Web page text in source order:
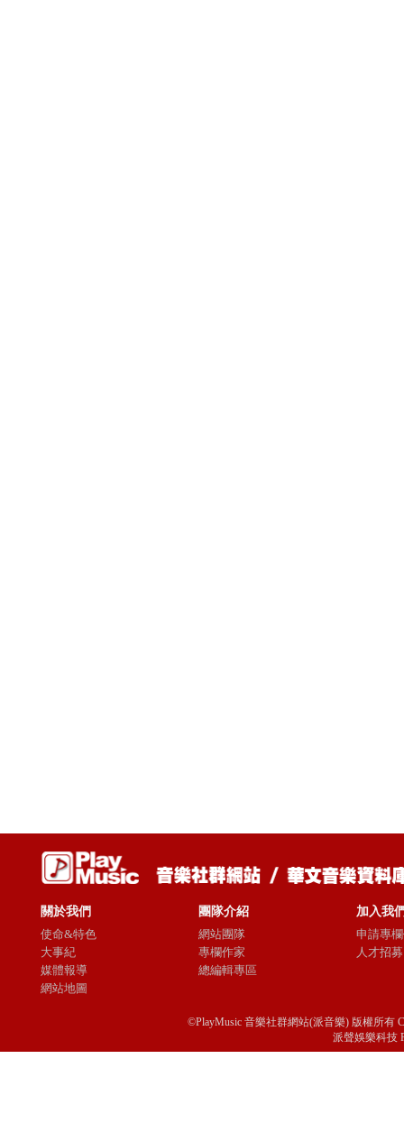
關於我們
使命&特色
大事紀
媒體報導
網站地圖
團隊介紹
網站團隊
專欄作家
總編輯專區
加入我
申請專
人才招募
©PlayMusic 音樂社群網站(派音樂) 版權所有
派聲娛樂科技